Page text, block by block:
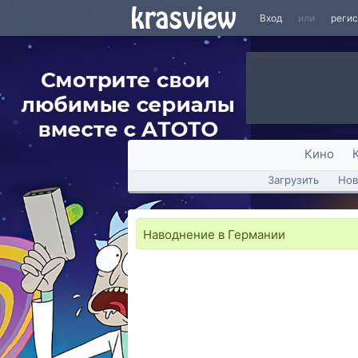
Вход или
Кино
Загрузить
Наводнение в Германии